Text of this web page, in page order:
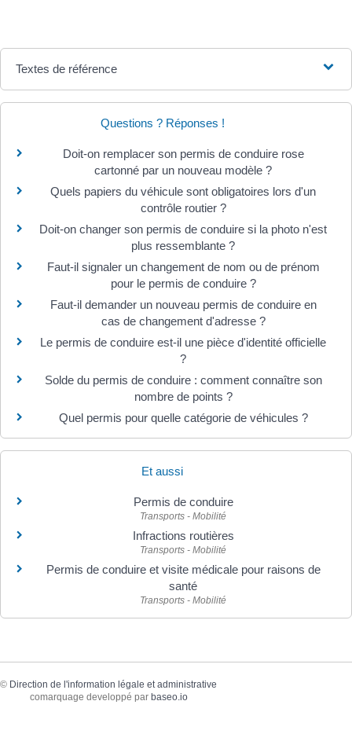
Textes de référence
Questions ? Réponses !
Doit-on remplacer son permis de conduire rose
cartonné par un nouveau modèle ?
Quels papiers du véhicule sont obligatoires lors d'un
contrôle routier ?
Doit-on changer son permis de conduire si la photo n'est
plus ressemblante ?
Faut-il signaler un changement de nom ou de prénom
pour le permis de conduire ?
Faut-il demander un nouveau permis de conduire en
cas de changement d'adresse ?
Le permis de conduire est-il une pièce d'identité officielle
?
Solde du permis de conduire : comment connaître son
nombre de points ?
Quel permis pour quelle catégorie de véhicules ?
Et aussi
Permis de conduire
Transports - Mobilité
Infractions routières
Transports - Mobilité
Permis de conduire et visite médicale pour raisons de
santé
Transports - Mobilité
© Direction de l'information légale et administrative
comarquage developpé par baseo.io